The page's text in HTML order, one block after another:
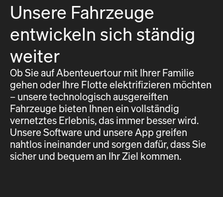
Unsere Fahrzeuge
entwickeln sich ständig
weiter
Ob Sie auf Abenteuertour mit Ihrer Familie
gehen oder Ihre Flotte elektrifizieren möchten
– unsere technologisch ausgereiften
Fahrzeuge bieten Ihnen ein vollständig
vernetztes Erlebnis, das immer besser wird.
Unsere Software und unsere App greifen
nahtlos ineinander und sorgen dafür, dass Sie
sicher und bequem an Ihr Ziel kommen.